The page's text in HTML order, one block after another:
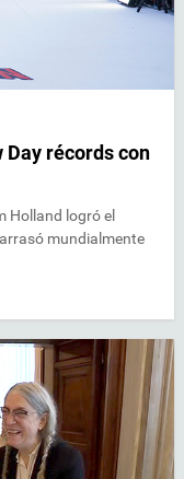
Day récords con
Holland logró el
mundialmente